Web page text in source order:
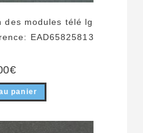
des modules télé lg
EAD65825813
€
panier